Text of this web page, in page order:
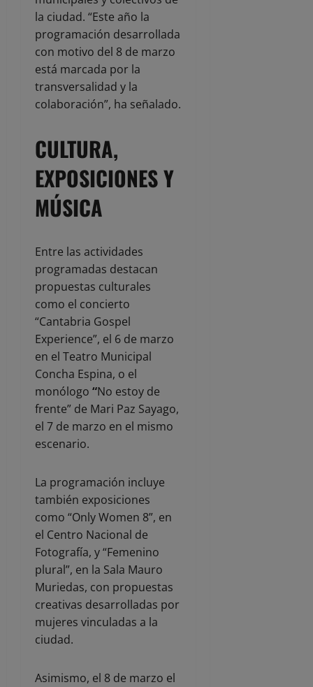
la ciudad. “Este año la
programación desarrollada
con motivo del 8 de marzo
está marcada por la
transversalidad y la
colaboración”, ha señalado.
CULTURA,
EXPOSICIONES Y
MÚSICA
Entre las actividades
programadas destacan
propuestas culturales
como el concierto
“Cantabria Gospel
Experience”, el 6 de marzo
en el Teatro Municipal
Concha Espina, o el
monólogo “No estoy de
frente” de Mari Paz Sayago,
el 7 de marzo en el mismo
escenario.
La programación incluye
también exposiciones
como “Only Women 8”, en
el Centro Nacional de
Fotografía, y “Femenino
plural”, en la Sala Mauro
Muriedas, con propuestas
creativas desarrolladas por
mujeres vinculadas a la
ciudad.
Asimismo, el 8 de marzo el